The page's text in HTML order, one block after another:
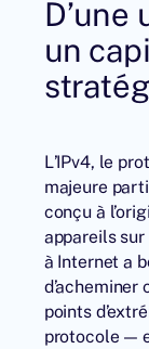
un
L’IPv4, le
majeure
conçu à
appareils
à Internet a
points
protocole —